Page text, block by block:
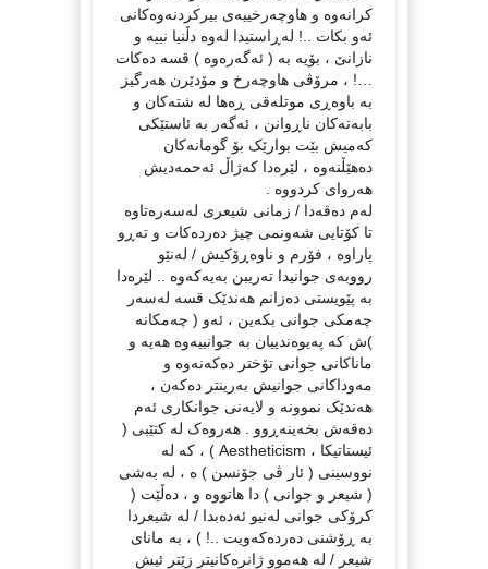
کرانەوە و هاوچەرخییەی بیرکردنەوەکانی
ئەو بکات ..! لەڕاستیدا لەوە دڵنیا نییە و
نازانێ ، بۆیە بە ( ئەگەرەوە ) قسە دەکات
…! ، مرۆڤی هاوچەرخ و مۆدێرن هەرگیز
بە باوەڕی موتلەقی ڕەها لە شتەکان و
بابەتەکان ناڕوانن ، ئەگەر بە ئاستێکی
کەمیش بێت بوارێک بۆ گومانەکان
دەهێڵنەوە ، لێرەدا کەژاڵ ئەحمەدیش
هەروای کردووە .
لەم دەقەدا / زمانی شیعری لەسەرەتاوە
تا کۆتایی شەونمی چیژ دەردەکات و تەڕو
پاراوە ، فۆرم و ناوەڕۆکیش / لەنێو
رووبەی جوانیدا تەریبن بەیەکەوە .. لێرەدا
بە پێویستی دەزانم هەندێک قسە لەسەر
چەمکی جوانی بکەین ، ئەو ( چەمکانە
)ش کە پەیوەندییان بە جوانییەوە هەیە و
ماناکانی جوانی تۆختر دەکەنەوە و
مەوداکانی جوانیش بەرینتر دەکەن ،
هەندێک نموونە و لایەنی جوانکاری ئەم
دەقەش بخەینەڕوو . هەروەک لە کتێبی (
ئیستاتیکا ، Aestheticism ) ، کە لە
نووسینی ( ئار ڤی جۆنسن ) ە ، لە بەشی
( شیعر و جوانی ) دا هاتووە و ، دەڵێت (
کرۆکی جوانی لەنیو ئەدەبدا / لە شیعردا
بە ڕۆشنی دەردەکەویت ..! ) ، بە مانای
شیعر / لە هەموو ژانرەکانیتر زێتر ئیش